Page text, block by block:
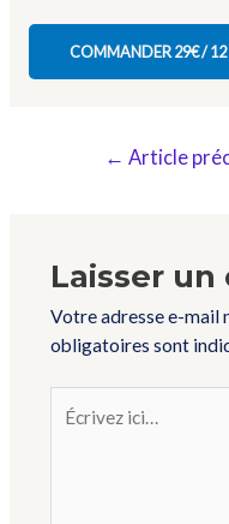
COMMANDER 29€ /
← Article
Laisser
Votre adresse e-mail
obligatoires sont